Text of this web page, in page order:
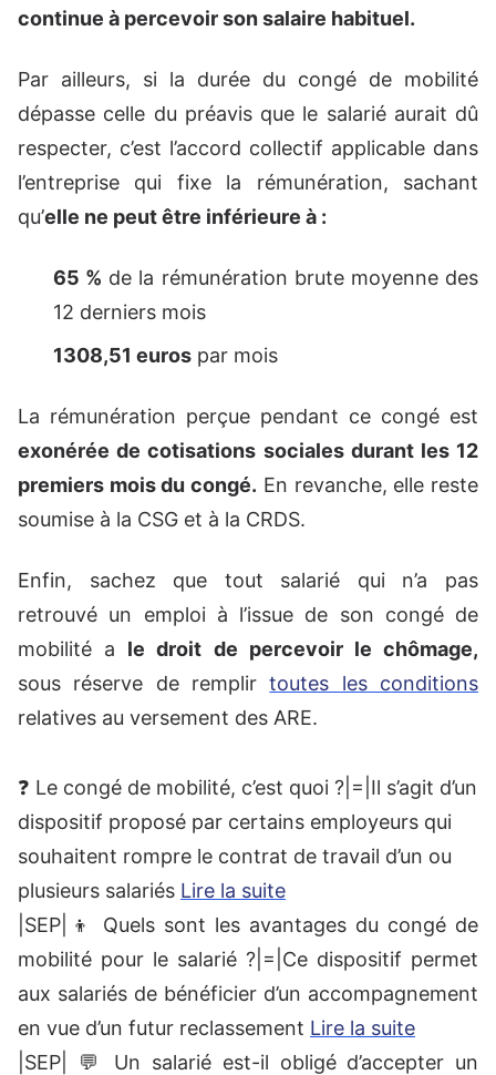
continue à percevoir son salaire habituel.
Par ailleurs, si la durée du congé de mobilité
dépasse celle du préavis que le salarié aurait dû
respecter, c’est l’accord collectif applicable dans
l’entreprise qui fixe la rémunération, sachant
qu’elle ne peut être inférieure à :
65 % de la rémunération brute moyenne des
12 derniers mois
1308,51 euros par mois
La rémunération perçue pendant ce congé est
exonérée de cotisations sociales durant les 12
premiers mois du congé. En revanche, elle reste
soumise à la CSG et à la CRDS.
Enfin, sachez que tout salarié qui n’a pas
retrouvé un emploi à l’issue de son congé de
mobilité a le droit de percevoir le chômage,
sous réserve de remplirtoutes les conditions
relatives au versement des ARE.
❓ Le congé de mobilité, c’est quoi ?|=|Il s’agit d’un
dispositif proposé par certains employeurs qui
souhaitent rompre le contrat de travail d’un ou
plusieurs salariés Lire la suite
|SEP|👦 Quels sont les avantages du congé de
mobilité pour le salarié ?|=|Ce dispositif permet
aux salariés de bénéficier d’un accompagnement
en vue d’un futur reclassement Lire la suite
|SEP| 💬 Un salarié est-il obligé d’accepter un